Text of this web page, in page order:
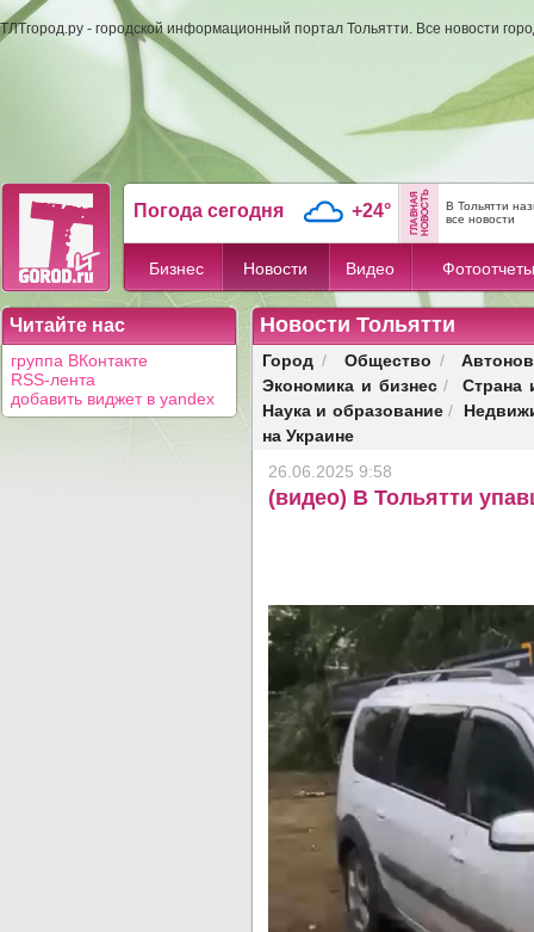
ТЛТгород.ру - городской информационный портал Тольятти. Все новости
Погода сегодня +24°
В Тольятти
все новости
Бизнес Новости Видео Фотоотчеты
Читайте нас
группа ВКонтакте
RSS-лента
добавить виджет в yandex
Новости Тольятти
Город / Общество /
Экономика и бизнес/
Страна
Наука и образование/
на Украине
26.06.2025 9:58
(видео) В Тольятти